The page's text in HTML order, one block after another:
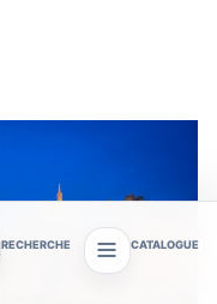
RECHERCHE CATALOGUE